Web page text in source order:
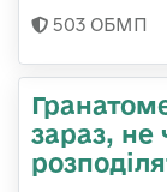
503 ОБМП
зараз, не